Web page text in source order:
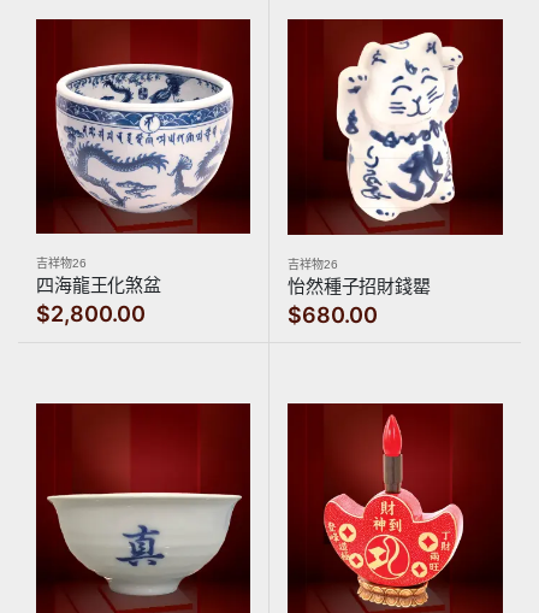
吉祥物26
四海龍王化煞盆
$2,800.00
吉祥物26
怡然種子招財錢罌
$680.00